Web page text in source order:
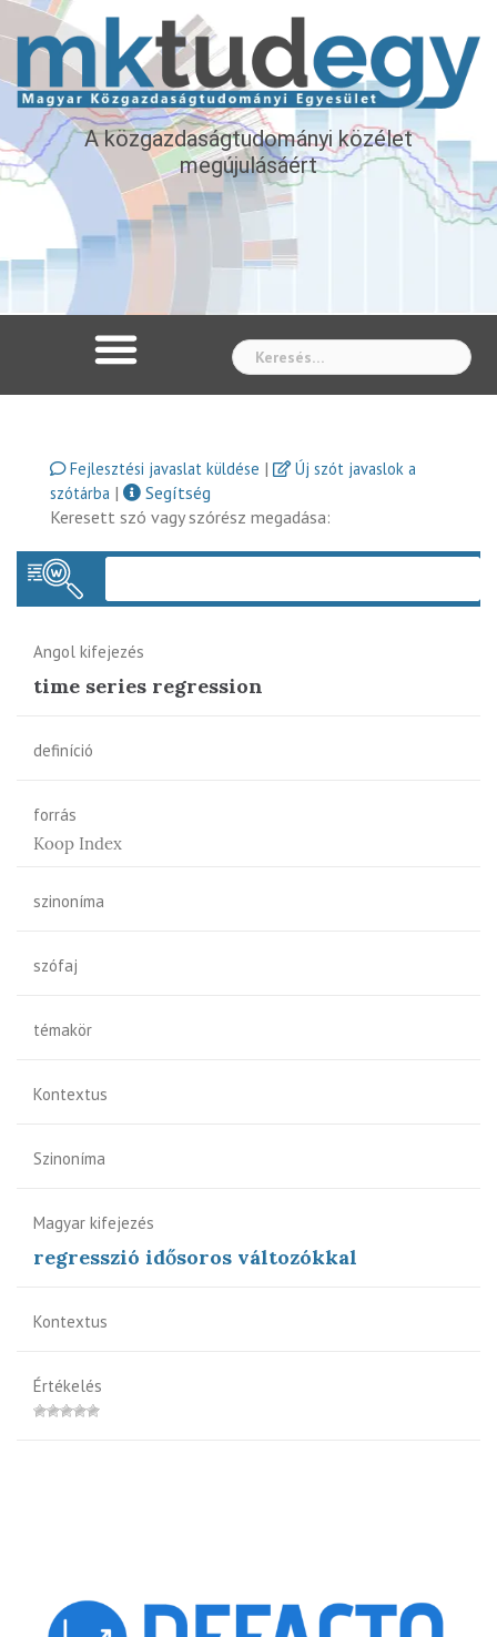
A közgazdaságtudományi közélet
megújulásáért
Fejlesztési javaslat küldése |
Új szót javaslok a
szótárba |
Segítség
Keresett szó vagy szórész megadása:
Angol kifejezés
time series regression
definíció
forrás
Koop Index
szinoníma
szófaj
témakör
Kontextus
Szinoníma
Magyar kifejezés
regresszió idősoros változókkal
Kontextus
Értékelés